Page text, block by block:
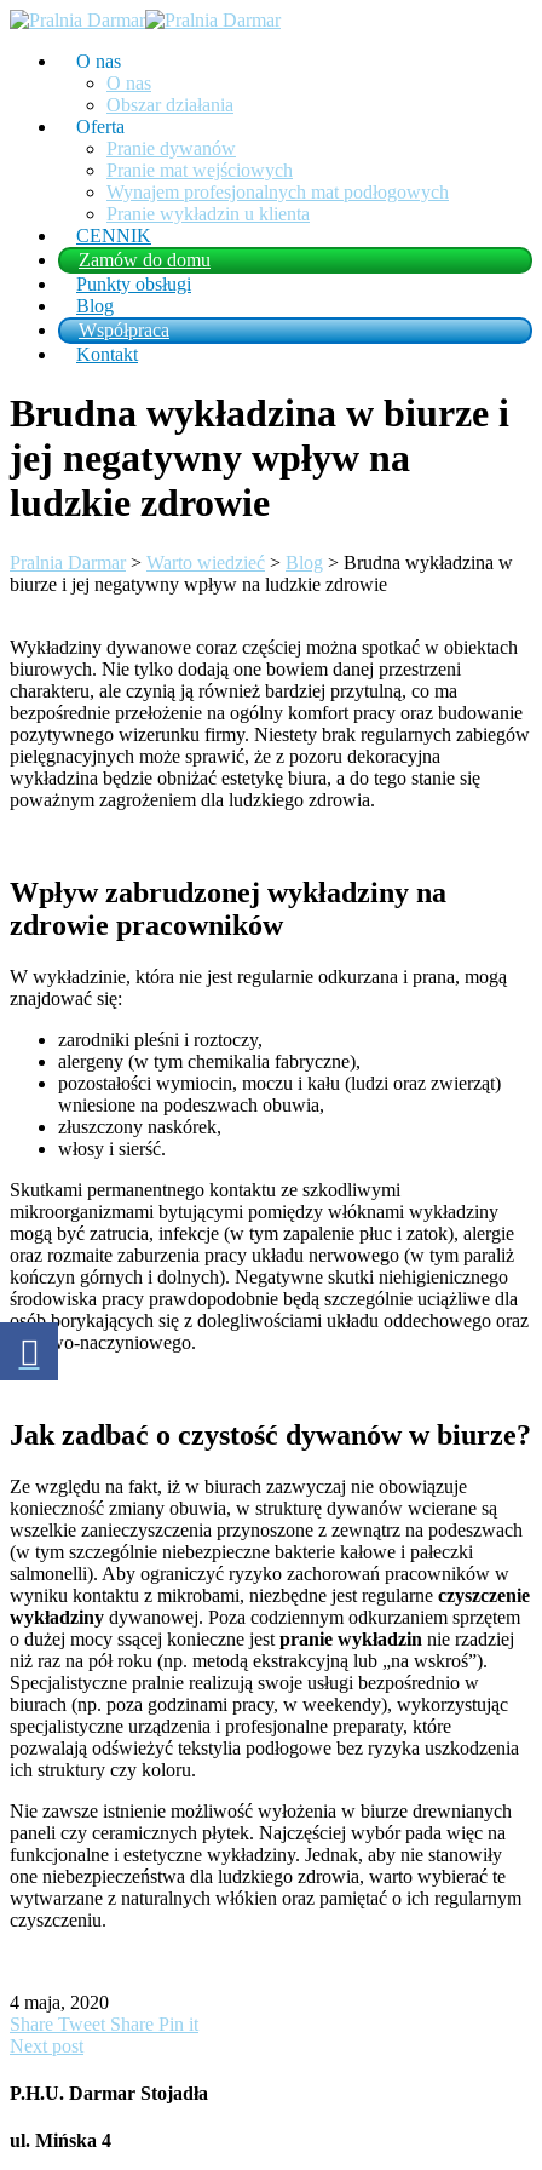
O nas
O nas
Obszar działania
Oferta
Pranie dywanów
Pranie mat wejściowych
Wynajem profesjonalnych mat podłogowych
Pranie wykładzin u klienta
CENNIK
Zamów do domu
Punkty obsługi
Blog
Współpraca
Kontakt
Brudna wykładzina w biurze i
jej negatywny wpływ na
ludzkie zdrowie
Pralnia Darmar > Warto wiedzieć > Blog > Brudna wykładzina w
biurze i jej negatywny wpływ na ludzkie zdrowie
Wykładziny dywanowe coraz częściej można spotkać w obiektach
biurowych. Nie tylko dodają one bowiem danej przestrzeni
charakteru, ale czynią ją również bardziej przytulną, co ma
bezpośrednie przełożenie na ogólny komfort pracy oraz budowanie
pozytywnego wizerunku firmy. Niestety brak regularnych zabiegów
pielęgnacyjnych może sprawić, że z pozoru dekoracyjna
wykładzina będzie obniżać estetykę biura, a do tego stanie się
poważnym zagrożeniem dla ludzkiego zdrowia.
Wpływ zabrudzonej wykładziny na
zdrowie pracowników
W wykładzinie, która nie jest regularnie odkurzana i prana, mogą
znajdować się:
zarodniki pleśni i roztoczy,
alergeny (w tym chemikalia fabryczne),
pozostałości wymiocin, moczu i kału (ludzi oraz zwierząt)
wniesione na podeszwach obuwia,
złuszczony naskórek,
włosy i sierść.
Skutkami permanentnego kontaktu ze szkodliwymi
mikroorganizmami bytującymi pomiędzy włóknami wykładziny
mogą być zatrucia, infekcje (w tym zapalenie płuc i zatok), alergie
oraz rozmaite zaburzenia pracy układu nerwowego (w tym paraliż
kończyn górnych i dolnych). Negatywne skutki niehigienicznego
środowiska pracy prawdopodobnie będą szczególnie uciążliwe dla
osób borykających się z dolegliwościami układu oddechowego oraz
sercowo-naczyniowego.
Jak zadbać o czystość dywanów w biurze?
Ze względu na fakt, iż w biurach zazwyczaj nie obowiązuje
konieczność zmiany obuwia, w strukturę dywanów wcierane są
wszelkie zanieczyszczenia przynoszone z zewnątrz na podeszwach
(w tym szczególnie niebezpieczne bakterie kałowe i pałeczki
salmonelli). Aby ograniczyć ryzyko zachorowań pracowników w
wyniku kontaktu z mikrobami, niezbędne jest regularne czyszczenie
wykładziny dywanowej. Poza codziennym odkurzaniem sprzętem
o dużej mocy ssącej konieczne jest pranie wykładzin nie rzadziej
niż raz na pół roku (np. metodą ekstrakcyjną lub „na wskroś”).
Specjalistyczne pralnie realizują swoje usługi bezpośrednio w
biurach (np. poza godzinami pracy, w weekendy), wykorzystując
specjalistyczne urządzenia i profesjonalne preparaty, które
pozwalają odświeżyć tekstylia podłogowe bez ryzyka uszkodzenia
ich struktury czy koloru.
Nie zawsze istnienie możliwość wyłożenia w biurze drewnianych
paneli czy ceramicznych płytek. Najczęściej wybór pada więc na
funkcjonalne i estetyczne wykładziny. Jednak, aby nie stanowiły
one niebezpieczeństwa dla ludzkiego zdrowia, warto wybierać te
wytwarzane z naturalnych włókien oraz pamiętać o ich regularnym
czyszczeniu.
4 maja, 2020
Share Tweet Share Pin it
Next post
P.H.U. Darmar Stojadła
ul. Mińska 4